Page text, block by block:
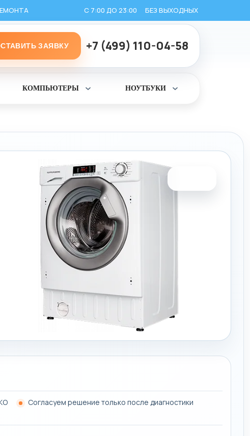
С 7:00 ДО 23:00 БЕЗ ВЫХОДНЫХ
ЗАЯВКУ +7 (499) 110-04-58
КОМПЬЮТЕРЫ Раскрыть НОУТБУКИ Раскрыть
Согласуем решение только после диагностики